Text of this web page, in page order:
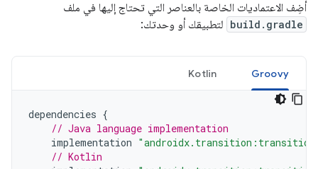
أضِف الاعتماديات الخاصة بالعناصر التي تحتاج إليها في ملف
build.gradle لتطبيقك أو وحدتك:
Groovy
Kotlin
dependencies {
// Java language implementation
implementation
// Kotlin